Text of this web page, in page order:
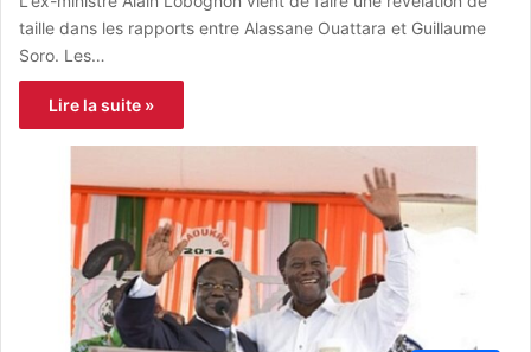
taille dans les rapports entre Alassane Ouattara et Guillaume
Soro. Les…
Lire la suite »